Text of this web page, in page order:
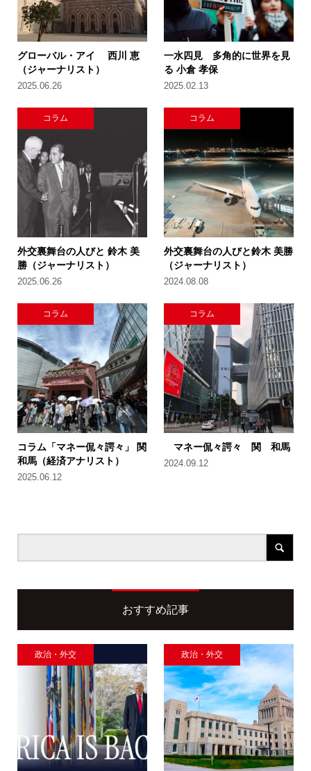
グローバル・アイ 西川 恵
（ジャーナリスト）
2025.06.26
一水四見 多角的に世界を見
る 小倉 孝保
2025.02.13
コラム
外交裏舞台の人びと 鈴木 美
勝（ジャーナリスト）
2025.06.26
コラム
外交裏舞台の人びと鈴木 美勝
（ジャーナリスト）
2024.08.08
コラム
コラム「マネー侃々諤々」 関
和馬（経済アナリスト）
2025.06.12
コラム
マネー侃々諤々 関 和馬
2024.09.12
おすすめ記事
政治・外交 政治・外交